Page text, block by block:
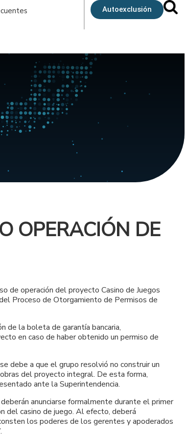
Autoexclusión
OPERACIÓN DE
de operación del proyecto Casino de Juegos
Proceso de Otorgamiento de Permisos de
de la boleta de garantía bancaria,
en caso de haber obtenido un permiso de
debe a que el grupo resolvió no construir un
del proyecto integral. De esta forma,
ante la Superintendencia.
anunciarse formalmente durante el primer
del casino de juego. Al efecto, deberá
los poderes de los gerentes y apoderados